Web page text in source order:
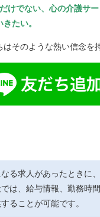
だけでない、心の介護サ
きたい。
はそのような熱い信念を
る求人があったときに
は、給与情報、勤務時
ることが可能です。